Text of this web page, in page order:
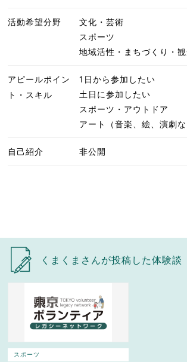
活動希望分野
文化・芸術
スポーツ
地域活性・まちづくり・
アピールポイン
ト・スキル
1日から参加したい
土日に参加したい
スポーツ・アウトドア
アート（音楽、絵、演劇な
自己紹介 非公開
くまくまさんが投稿した体験談
スポーツ